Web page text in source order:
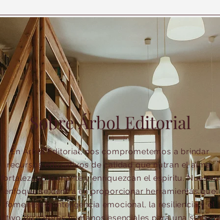
Sobre Árbol Editorial
En Árbol Editorial, nos comprometemos a brindar
recursos educativos de calidad que nutran el alma,
fortalezcan la mente y enriquezcan el espíritu. Nuestro
enfoque se centra en proporcionar herramientas que
fomenten la inteligencia emocional, la resiliencia y el
de valores humanos esenciales para una